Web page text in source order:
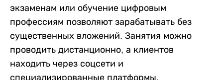
экзаменам или обучение цифровым
профессиям позволяют зарабатывать без
существенных вложений. Занятия можно
проводить дистанционно, а клиентов
находить через соцсети и
специализированные платформы.